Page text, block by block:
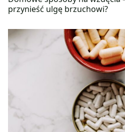
przynieść ulgę brzuchowi?